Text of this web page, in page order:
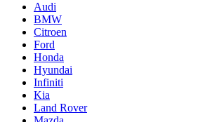
Audi
BMW
Citroen
Ford
Honda
Hyundai
Infiniti
Kia
Land Rover